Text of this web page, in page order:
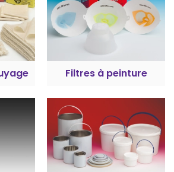
Filtres à peinture